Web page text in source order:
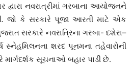
નવરાત્રીમાં ગરબાના આયોજનને
જો કે સરકારે પૂજા આરતી માટે એક
સરકારે નવરાત્રિના ગરબા- દશેરા–
સ્નેહમિલનના શરદ પૂનમના તહેવારોની
સૂચનાઓ બહાર પાડી છે.